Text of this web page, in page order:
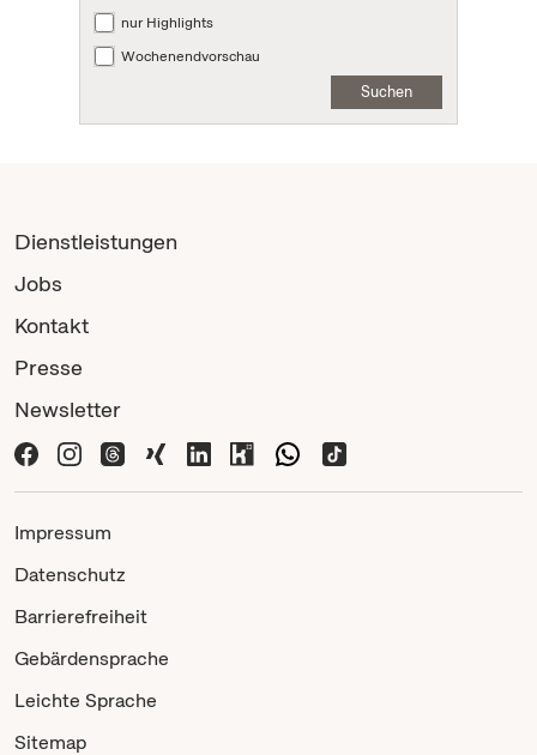
nur Highlights
Wochenendvorschau
Suchen
Dienstleistungen
Jobs
Kontakt
Presse
Newsletter
Impressum
Datenschutz
Barrierefreiheit
Gebärdensprache
Leichte Sprache
Sitemap